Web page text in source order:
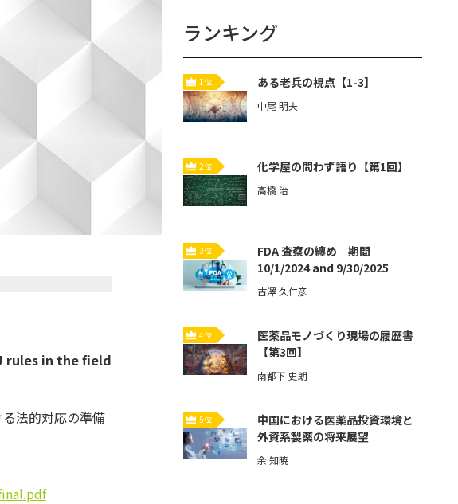
rules in the field
法的対応の準備
ランキング
1位 ある老兵の視点【1-3】
中尾 明夫
2位 化学屋の問わず語り【第1回】
高橋 治
3位
FDA 査察の纏め 期間
10/1/2024 and 9/30/2025
古澤 久仁彦
4位
医薬品モノづくり現場の履歴書
【第3回】
南都下 史朗
5位
中国における医薬品投資環境と
外資系製薬の将来展望
余 知暁